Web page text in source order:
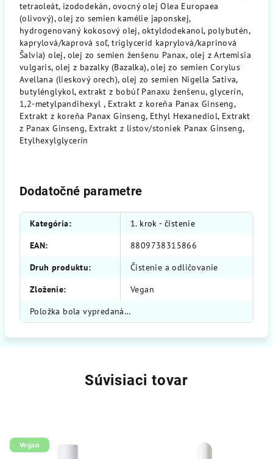
tetraoleát, izododekán, ovocný olej Olea Europaea
(olivový), olej zo semien kamélie japonskej,
hydrogenovaný kokosový olej, oktyldodekanol, polybutén,
kaprylová/kaprová soľ, triglycerid kaprylová/kaprinová
Šalvia) olej, olej zo semien ženšenu Panax, olej z Artemisia
vulgaris, olej z bazalky (Bazalka), olej zo semien Corylus
Avellana (lieskový orech), olej zo semien Nigella Sativa,
butylénglykol, extrakt z bobúľ Panaxu ženšenu, glycerín,
1,2-metylpandihexyl , Extrakt z koreňa Panax Ginseng,
Extrakt z koreňa Panax Ginseng, Ethyl Hexanediol, Extrakt
z Panax Ginseng, Extrakt z listov/stoniek Panax Ginseng,
Etylhexylglycerín
Dodatočné parametre
Kategória:
1. krok - čistenie
EAN:
8809738315866
Druh produktu:
Čistenie a odličovanie
Zloženie:
Vegan
Položka bola vypredaná…
Súvisiaci tovar
Vegan